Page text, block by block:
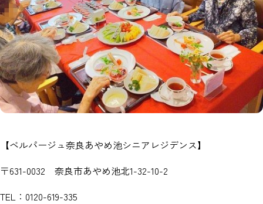
【ベルパージュ奈良あやめ池シニアレジデンス】
〒631-0032 奈良市あやめ池北1-32-10-2
TEL：0120-619-335